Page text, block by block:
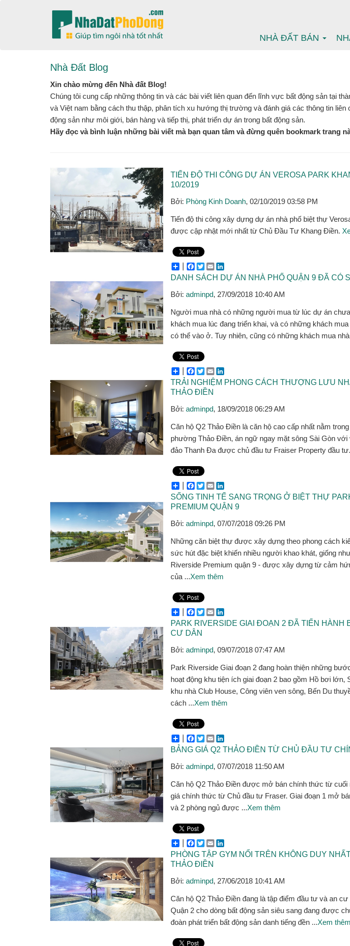
NHÀ ĐẤT BÁN
Nhà Đất Blog
Xin chào mừng đến Nhà đất Blog!
Chúng tôi cung cấp những thông tin và các bài viết liên quan đến lĩnh vực bất động sản tại
và Việt nam bằng cách thu thập, phân tích xu hướng thị trường và đánh giá các thông tin liên
động sản như môi giới, bán hàng và tiếp thị, phát triển dự án trong bất động sản.
Hãy đọc và bình luận những bài viết mà bạn quan tâm và đừng quên bookmark trang
TIẾN ĐỘ THI CÔNG DỰ ÁN VEROSA PARK
10/2019
Bởi: Phòng Kinh Doanh, 02/10/2019 03:58 PM
Tiến độ thi công xây dựng dự án nhà phố biệt thự
được cập nhật mới nhất từ Chủ Đầu Tư Khang Điền.
ShareFacebook
Twitter
EmailLinkedIn
DANH SÁCH DỰ ÁN NHÀ PHỐ QUẬN 9 ĐÃ CÓ
Bởi: adminpd, 27/09/2018 10:40 AM
Người mua nhà có những người mua từ lúc dự án
khách mua lúc đang triển khai, và có những khách
có thể vào ở. Tuy nhiên, cũng có những khách mua
ShareFacebook
Twitter
EmailLinkedIn
TRẢI NGHIỆM PHONG CÁCH THƯỢNG LƯU
THẢO ĐIỀN
Bởi: adminpd, 18/09/2018 06:29 AM
Căn hộ Q2 Thảo Điền là căn hộ cao cấp nhất nằm
phường Thảo Điền, án ngữ ngay mặt sông Sài Gòn với
đảo Thanh Đa được chủ đầu tư Fraiser Property đầu
ShareFacebook
Twitter
EmailLinkedIn
SỐNG TINH TẾ SANG TRỌNG Ở BIỆT THỰ
PREMIUM QUẬN 9
Bởi: adminpd, 07/07/2018 09:26 PM
Những căn biệt thự được xây dựng theo phong cách
sức hút đặc biệt khiến nhiều người khao khát, giống
Riverside Premium quận 9 - được xây dựng từ cảm
của ...Xem thêm
ShareFacebook
Twitter
EmailLinkedIn
PARK RIVERSIDE GIAI ĐOẠN 2 ĐÃ TIẾN HÀNH
CƯ DÂN
Bởi: adminpd, 09/07/2018 07:47 AM
Park Riverside Giai đoạn 2 đang hoàn thiện những
hoạt động khu tiện ích giai đoạn 2 bao gồm Hồ bơi lớn,
khu nhà Club House, Công viên ven sông, Bến Du
cách ...Xem thêm
ShareFacebook
Twitter
EmailLinkedIn
BẢNG GIÁ Q2 THẢO ĐIỀN TỪ CHỦ ĐẦU TƯ
Bởi: adminpd, 07/07/2018 11:50 AM
Căn hộ Q2 Thảo Điền được mở bán chính thức từ cuối
giá chính thức từ Chủ đầu tư Fraser. Giai đoạn 1 mở
và 2 phòng ngủ được ...Xem thêm
ShareFacebook
Twitter
EmailLinkedIn
PHÒNG TẬP GYM NỔI TRÊN KHÔNG DUY
THẢO ĐIỀN
Bởi: adminpd, 27/06/2018 10:41 AM
Căn hộ Q2 Thảo Điền đang là tập điểm đầu tư và an
Quận 2 cho dòng bất động sản siêu sang đang được
đoàn phát triển bất động sản danh tiếng đền ...Xem thêm